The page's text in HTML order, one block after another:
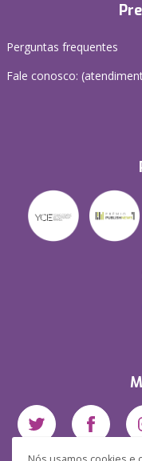
Perguntas frequentes
Fale conosco: